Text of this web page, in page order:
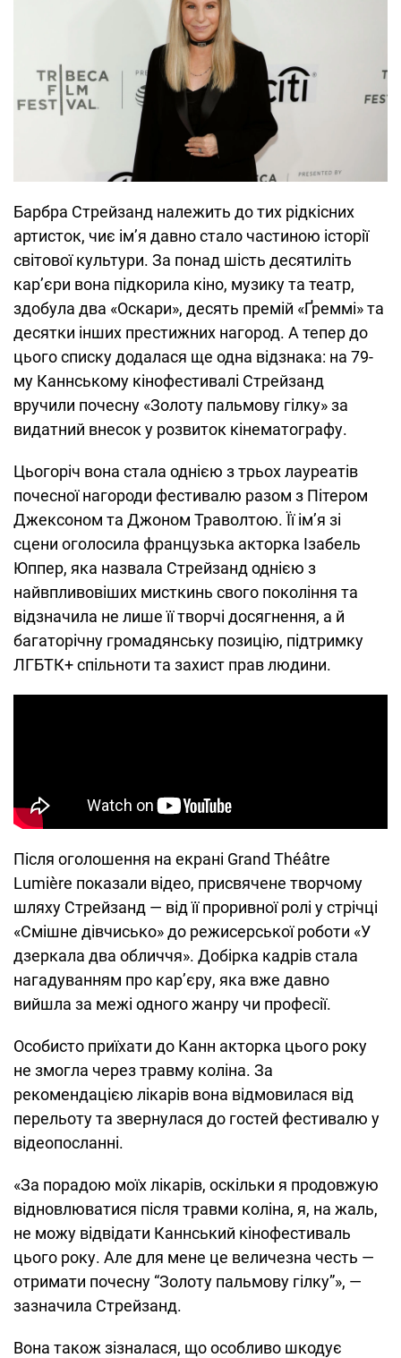
Барбра Стрейзанд належить до тих рідкісних
артисток, чиє ім’я давно стало частиною історії
світової культури. За понад шість десятиліть
кар’єри вона підкорила кіно, музику та театр,
здобула два «Оскари», десять премій «Ґреммі» та
десятки інших престижних нагород. А тепер до
цього списку додалася ще одна відзнака: на 79-
му Каннському кінофестивалі Стрейзанд
вручили почесну «Золоту пальмову гілку» за
видатний внесок у розвиток кінематографу.
Цьогоріч вона стала однією з трьох лауреатів
почесної нагороди фестивалю разом з Пітером
Джексоном та Джоном Траволтою. Її ім’я зі
сцени оголосила французька акторка Ізабель
Юппер, яка назвала Стрейзанд однією з
найвпливовіших мисткинь свого покоління та
відзначила не лише її творчі досягнення, а й
багаторічну громадянську позицію, підтримку
ЛГБТК+ спільноти та захист прав людини.
Після оголошення на екрані Grand Théâtre
Lumière показали відео, присвячене творчому
шляху Стрейзанд — від її проривної ролі у стрічці
«Смішне дівчисько» до режисерської роботи «У
дзеркала два обличчя». Добірка кадрів стала
нагадуванням про кар’єру, яка вже давно
вийшла за межі одного жанру чи професії.
Особисто приїхати до Канн акторка цього року
не змогла через травму коліна. За
рекомендацією лікарів вона відмовилася від
перельоту та звернулася до гостей фестивалю у
відеопосланні.
«За порадою моїх лікарів, оскільки я продовжую
відновлюватися після травми коліна, я, на жаль,
не можу відвідати Каннський кінофестиваль
цього року. Але для мене це величезна честь —
отримати почесну “Золоту пальмову гілку”», —
зазначила Стрейзанд.
Вона також зізналася, що особливо шкодує